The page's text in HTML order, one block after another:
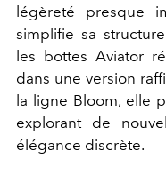
légèreté presque
simplifie sa
les bottes Aviator
dans une version
la ligne Bloom, elle
explorant de
élégance discrète.